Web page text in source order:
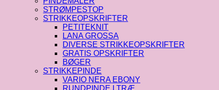
STRØMPESTOP
STRIKKEOPSKRIFTER
PETITEKNIT
LANA GROSSA
DIVERSE STRIKKEOPSKRIFTER
GRATIS OPSKRIFTER
BØGER
STRIKKEPINDE
VARIO NERA EBONY
RUNDPINDE I TRÆ